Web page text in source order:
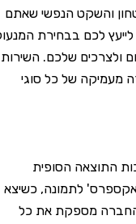
והשקט הנפשי שאתם
לכם בבחירת המנעול
שלכם. השירות
של כל סוגי
הסופית
לתמונה, כשיצא
מספקת את כל